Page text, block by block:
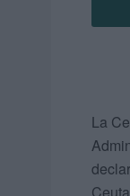
La